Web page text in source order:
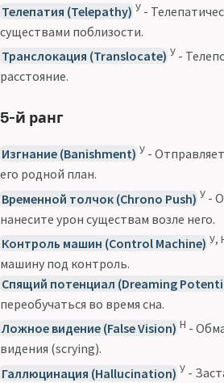
Телепатия (Telepathy) У -
существами поблизости.
Транслокация (Translocate) У -
расстояние.
5-й ранг
Изгнание (Banishment) У -
его родной план.
Временной толчок (Chrono Push) У -
нанесите урон существам возле него.
Контроль машин (Control Machine) У,
машину под контроль.
Спящий потенциал (Dreaming
переобучаться во время сна.
Ложное видение (False Vision) Н -
видения (scrying).
Галлюцинация (Hallucination) У -